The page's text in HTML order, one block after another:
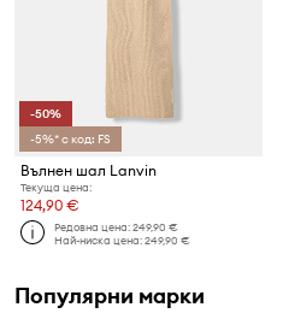
-50%
-5%* с код: FS
Вълнен шал Lanvin
Текуща цена:
124,90 €
Редовна цена:249,90 €
Най-ниска цена:249,90 €
Популярни марки